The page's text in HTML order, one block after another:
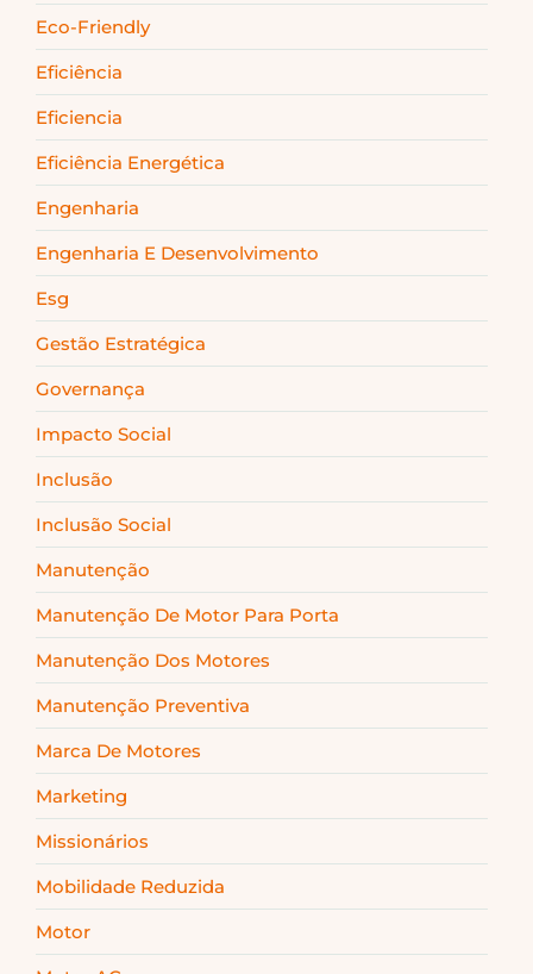
Eco-Friendly
Eficiência
Eficiencia
Eficiência Energética
Engenharia
Engenharia E Desenvolvimento
Esg
Gestão Estratégica
Governança
Impacto Social
Inclusão
Inclusão Social
Manutenção
Manutenção De Motor Para Porta
Manutenção Dos Motores
Manutenção Preventiva
Marca De Motores
Marketing
Missionários
Mobilidade Reduzida
Motor